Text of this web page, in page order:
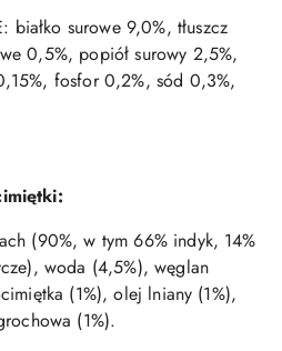
białko surowe 9,0%, tłuszcz
0,5%, popiół surowy 2,5%,
fosfor 0,2%, sód 0,3%,
(90%, w tym 66% indyk, 14%
woda (4,5%), węglan
(1%), olej lniany (1%),
(1%).